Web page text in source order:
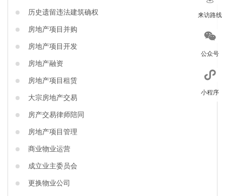
历史遗留违法建筑确权
房地产项目并购
房地产项目开发
房地产融资
房地产项目租赁
大宗房地产交易
房产交易律师陪同
房地产项目管理
商业物业运营
成立业主委员会
更换物业公司
来访路线
公众号
小程序